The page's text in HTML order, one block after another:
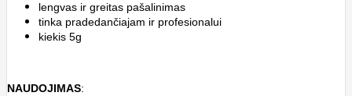
lengvas ir greitas pašalinimas
tinka pradedančiajam ir profesionalui
kiekis 5g
NAUDOJIMAS: